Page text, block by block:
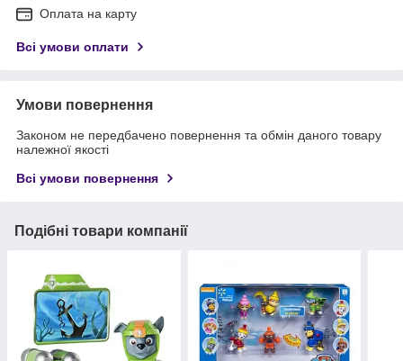
Оплата на карту
Всі умови оплати
Умови повернення
Законом не передбачено повернення та обмін даного товару
належної якості
Всі умови повернення
Подібні товари компанії